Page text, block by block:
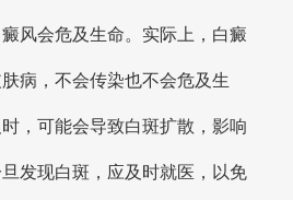
风会危及生命。实际上，白癜
病，不会传染也不会危及生
，可能会导致白斑扩散，影响
发现白斑，应及时就医，以免